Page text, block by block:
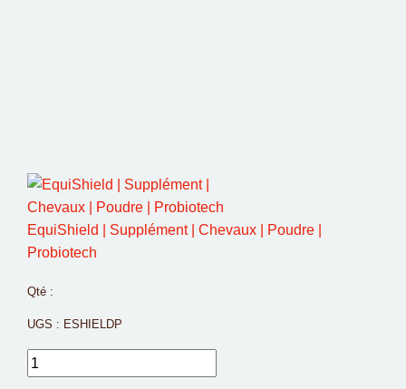
EquiShield | Supplément | Chevaux | Poudre |
Probiotech
Qté :
UGS : ESHIELDP